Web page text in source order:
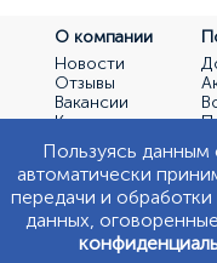
О компании
Новости
Отзывы
Вакансии
Контакты
Вологда:
Череповец:
Пользуясь данным
автоматически
передачи и
данных,